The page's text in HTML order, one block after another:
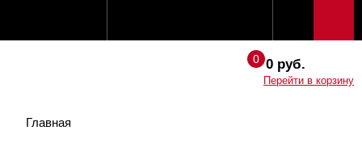
0 руб.
Перейти в корзину
Главная